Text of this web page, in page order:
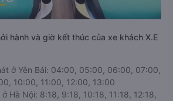
hành và giờ kết thúc của xe khách X.E
ở Yên Bái: 04:00, 05:00, 06:00, 07:00,
10:00, 11:00, 12:00, 13:00
Hà Nội: 8:18, 9:18, 10:18, 11:18, 12:18,